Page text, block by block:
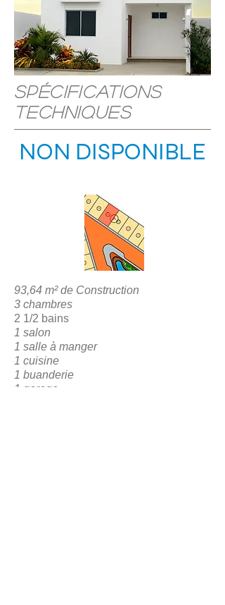
Spécifications
techniques
NON DISPONIBLE
93,64 m² de Construction
3 chambres
2 1/2 bains
1 salon
1 salle à manger
1 cuisine
1 buanderie
1 garage